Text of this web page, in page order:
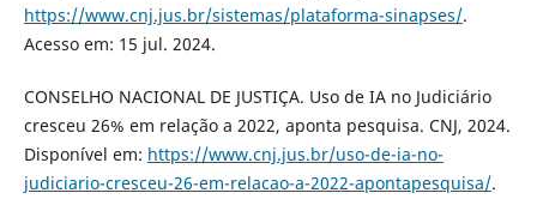
https://www.cnj.jus.br/sistemas/plataforma-sinapses/.
Acesso em: 15 jul. 2024.
CONSELHO NACIONAL DE JUSTIÇA. Uso de IA no Judiciário
cresceu 26% em relação a 2022, aponta pesquisa. CNJ, 2024.
Disponível em: https://www.cnj.jus.br/uso-de-ia-no-
judiciario-cresceu-26-em-relacao-a-2022-apontapesquisa/.